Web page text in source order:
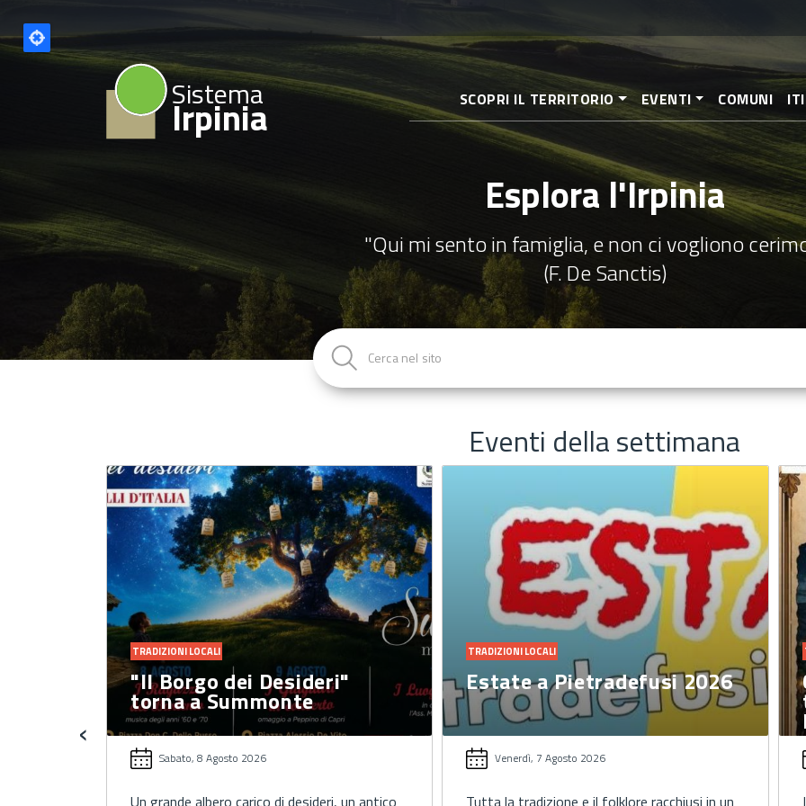
al
contenuto
Sistema
Irpinia SCOPRI IL TERRITORIO EVENTI COMUNI
Esplora l'Irpinia
"Qui mi sento in famiglia, e non ci vogliono
(F. De Sanctis)
Eventi della settimana
TRADIZIONI LOCALI
"Il Borgo dei Desideri"
torna a Summonte
Sabato, 8 Agosto 2026
Un grande albero carico di desideri, un antico
TRADIZIONI LOCALI
Estate a Pietradefusi 2026
Venerdì, 7 Agosto 2026
Tutta la tradizione e il folklore racchiusi in un
‹